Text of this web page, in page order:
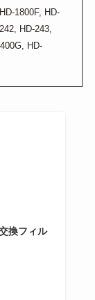
1800F, HD-
HD-243,
HD-
換フィル